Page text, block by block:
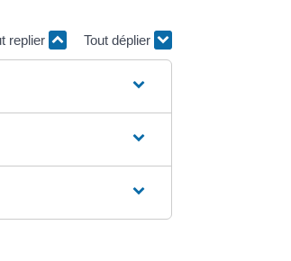
replier Tout déplier